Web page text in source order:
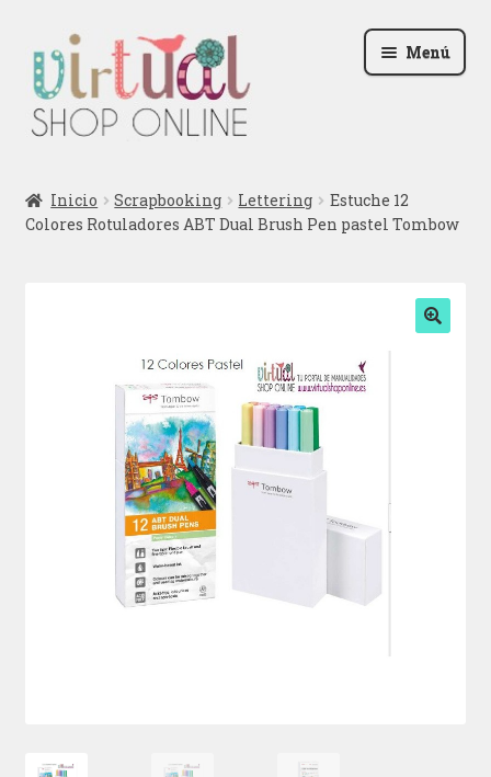
la
navegación
al
contenido
Menú
Podcast
Iniciar sesión
Inicio Scrapbooking Lettering
Estuche 12
Colores Rotuladores ABT Dual Brush Pen pastel Tombow